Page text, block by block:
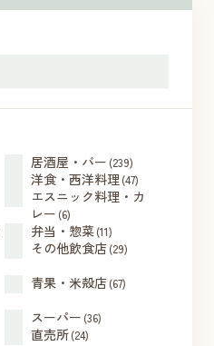
居酒屋・バー (239)
洋食・西洋料理 (47)
エスニック料理・カ
レー (6)
弁当・惣菜(11)
その他飲食店(29)
青果・米殻店(67)
スーパー (36)
直売所(24)